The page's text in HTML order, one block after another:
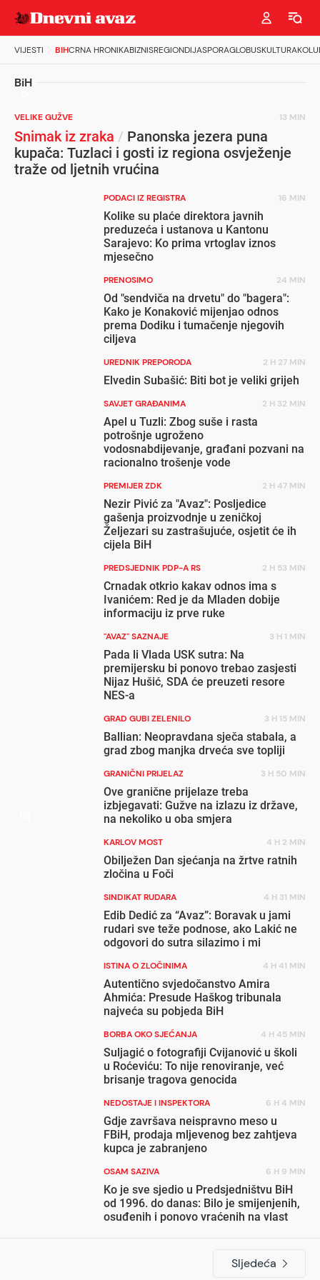
VIJESTI BIHCRNA HRONIKABIZNISREGIONDIJASPORAGLOBUSKULTURA
BiH
VELIKE GUŽVE 13 MIN
Snimak iz zraka / Panonska jezera puna
kupača: Tuzlaci i gosti iz regiona osvježenje
traže od ljetnih vrućina
PODACI IZ REGISTRA 16 MIN
Kolike su plaće direktora javnih
preduzeća i ustanova u Kantonu
Sarajevo: Ko prima vrtoglav iznos
mjesečno
PRENOSIMO 24 MIN
Od "sendviča na drvetu" do "bagera":
Kako je Konaković mijenjao odnos
prema Dodiku i tumačenje njegovih
ciljeva
UREDNIK PREPORODA 2 H 27 MIN
Elvedin Subašić: Biti bot je veliki grijeh
SAVJET GRAĐANIMA 2 H 32 MIN
Apel u Tuzli: Zbog suše i rasta
potrošnje ugroženo
vodosnabdijevanje, građani pozvani na
racionalno trošenje vode
PREMIJER ZDK 2 H 47 MIN
Nezir Pivić za "Avaz": Posljedice
gašenja proizvodnje u zeničkoj
Željezari su zastrašujuće, osjetit će ih
cijela BiH
PREDSJEDNIK PDP-A RS 2 H 53 MIN
Crnadak otkrio kakav odnos ima s
Ivanićem: Red je da Mladen dobije
informaciju iz prve ruke
"AVAZ" SAZNAJE 3 H 1 MIN
Pada li Vlada USK sutra: Na
premijersku bi ponovo trebao zasjesti
Nijaz Hušić, SDA će preuzeti resore
NES-a
GRAD GUBI ZELENILO 3 H 15 MIN
Ballian: Neopravdana sječa stabala, a
grad zbog manjka drveća sve topliji
GRANIČNI PRIJELAZ 3 H 50 MIN
Ove granične prijelaze treba
izbjegavati: Gužve na izlazu iz države,
na nekoliko u oba smjera
KARLOV MOST 4 H 2 MIN
Obilježen Dan sjećanja na žrtve ratnih
zločina u Foči
SINDIKAT RUDARA 4 H 31 MIN
Edib Dedić za “Avaz”: Boravak u jami
rudari sve teže podnose, ako Lakić ne
odgovori do sutra silazimo i mi
ISTINA O ZLOČINIMA 4 H 41 MIN
Autentično svjedočanstvo Amira
Ahmića: Presude Haškog tribunala
najveća su pobjeda BiH
BORBA OKO SJEĆANJA 4 H 45 MIN
Suljagić o fotografiji Cvijanović u školi
u Roćeviću: To nije renoviranje, već
brisanje tragova genocida
NEDOSTAJE I INSPEKTORA 6 H 4 MIN
Gdje završava neispravno meso u
FBiH, prodaja mljevenog bez zahtjeva
kupca je zabranjeno
OSAM SAZIVA 6 H 9 MIN
Ko je sve sjedio u Predsjedništvu BiH
od 1996. do danas: Bilo je smijenjenih,
osuđenih i ponovo vraćenih na vlast
Sljedeća